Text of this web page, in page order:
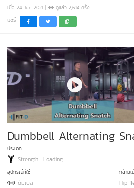
เมื่อ 24 Jun 2021 | ดูแล้ว 2,614 ครั้ง
แชร์
Dumbbell Alternating
ประเภท
Strength : Loading
อุปกรณ์ที่ใช้
ดัมเบล
กล้ามเ
Hip